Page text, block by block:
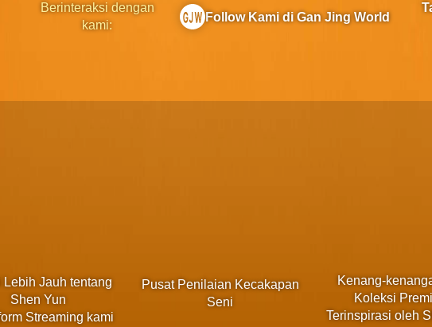
Berinteraksi dengan
kami:
Follow Kami di Gan Jing World
Lebih Jauh tentang
Shen Yun
Streaming kami
Pusat Penilaian Kecakapan
Seni
Kenang-
Koleksi
Terinspirasi oleh